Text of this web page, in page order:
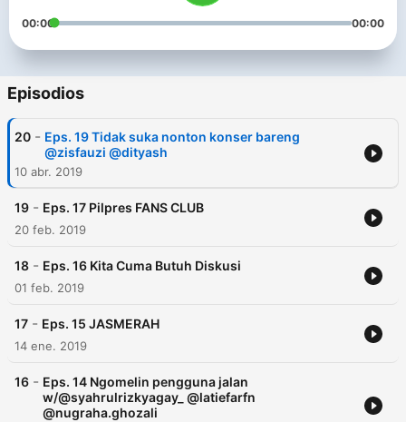
00:00 00:00
Episodios
20 - Eps. 19 Tidak suka nonton konser bareng
@zisfauzi @dityash
10 abr. 2019
19 - Eps. 17 Pilpres FANS CLUB
20 feb. 2019
18 - Eps. 16 Kita Cuma Butuh Diskusi
01 feb. 2019
17 - Eps. 15 JASMERAH
14 ene. 2019
16 - Eps. 14 Ngomelin pengguna jalan
w/@syahrulrizkyagay_ @latiefarfn
@nugraha.ghozali